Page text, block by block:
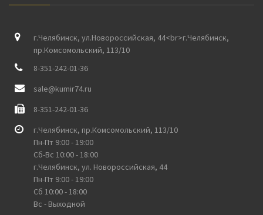
г.Челябинск, ул.Новороссийская, 44<br>г.Челябинск,
пр.Комсомольский, 113/10
8-351-242-01-36
sale@kumir74.ru
8-351-242-01-36
г.Челябинск, пр.Комсомольский, 113/10
Пн-Пт 9:00 - 19:00
Сб-Вс 10:00 - 18:00
г.Челябинск, ул. Новороссийская, 44
Пн-Пт 9:00 - 19:00
Сб 10:00 - 18:00
Вс - Выходной